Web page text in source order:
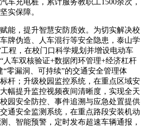
车充电桩，累计服务教职工1500余次，
实保障。
，提升智慧安防质效。为切实解决校
牌伪造、人车混行等安全隐患，泰山学
工程，在校门口科学规划并增设电动车
人车双核验证+数据闭环管理+经济杠杆
“零漏洞、可持续”的交通安全管理体
杆；升级校园监控系统，在重点区域安
幅提升监控视频夜间清晰度，实现全天
园安全防控、事件追溯与应急处置提供
通安全监测系统，在重点路段安装机动
、智能预警，定时发布超速车辆通报，